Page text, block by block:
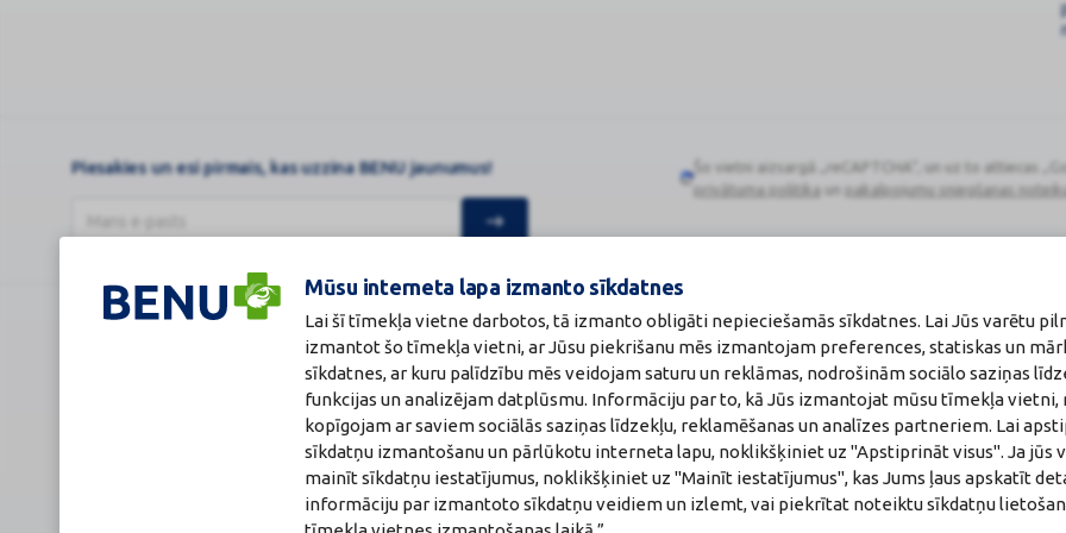
Mūsu interneta lapa izmanto sīkdatnes
Lai šī tīmekļa vietne darbotos, tā izmanto obligāti nepieciešamās sīkdatnes. Lai Jūs varētu
izmantot šo tīmekļa vietni, ar Jūsu piekrišanu mēs izmantojam preferences, statiskas un
sīkdatnes, ar kuru palīdzību mēs veidojam saturu un reklāmas, nodrošinām sociālo saziņas
funkcijas un analizējam datplūsmu. Informāciju par to, kā Jūs izmantojat mūsu tīmekļa vietni,
kopīgojam ar saviem sociālās saziņas līdzekļu, reklamēšanas un analīzes partneriem. Lai
sīkdatņu izmantošanu un pārlūkotu interneta lapu, noklikšķiniet uz "Apstiprināt visus". Ja jūs
mainīt sīkdatņu iestatījumus, noklikšķiniet uz "Mainīt iestatījumus", kas Jums ļaus apskatīt
informāciju par izmantoto sīkdatņu veidiem un izlemt, vai piekrītat noteiktu sīkdatņu
Piesakies un esi pirmais, kas uzzina BENU jaunumus!
Google
Šo vietni aizsargā „reCAPTCHA“, un uz to attiecas
privātuma politika un pakalpojumu sniegšanas
Noliktavu iela 5, Dreiliņi, Stopiņu novads, LV-2130
Licences numurs:
A00010
E-aptiekas kontakti
Aptiekas vadītāja:
Sertificēta farmaceite: Jeļena Gončarova
Sertifikāta Nr.: 215.2025
Zāļu valsts
www.zva.gov.lv
Jersikas iela 15,
Tālr: 67 078 424
E-pasts: